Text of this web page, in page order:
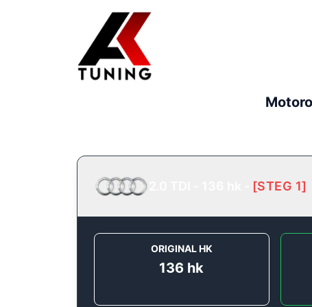
[STEG 1]
ORIGINAL HK
136 hk